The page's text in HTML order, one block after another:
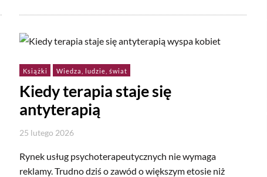
Książki Wiedza, ludzie, świat
Kiedy terapia staje się
antyterapią
25 lutego 2026
Rynek usług psychoterapeutycznych nie wymaga
reklamy. Trudno dziś o zawód o większym etosie niż